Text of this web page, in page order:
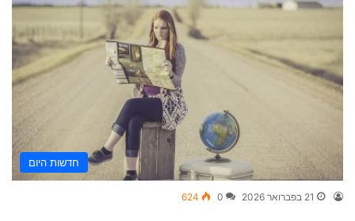
חדשות היום
21 בפברואר 2026 0
624